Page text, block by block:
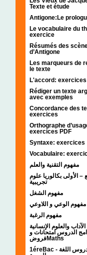
Texte et étude
Antigone:Le
Le vocabulaire du
exercice
Résumés des
d’Antigone
Les marqueurs de
le texte
L'accord: exercices
Rédiger un texte
avec exemples
Concordance des
exercices
Orthographe
exercices PDF
Syntaxe: exercices
Vocabulaire:
مفهوم التقنية والعلم
الأولى بكالوريا علوم
تجريبية
مفهوم الشغل
مفهوم الوعي و اللاوعي
مفهوم الرغبة
والعلوم الإنسانية
الدروس امتحانات و
فروضMaths
1éreBac - ملخص في دروس اللغة